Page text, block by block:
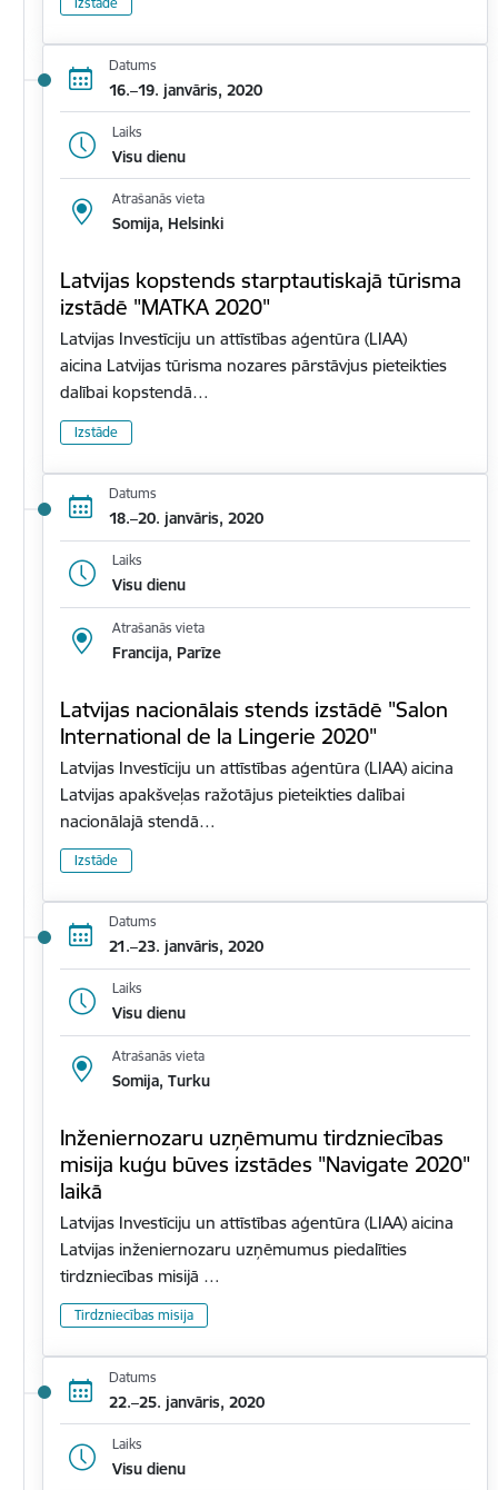
Datums
16.–19. janvāris, 2020
Laiks
Visu dienu
Atrašanās vieta
Somija, Helsinki
Latvijas kopstends starptautiskajā tūrisma
izstādē "MATKA 2020"
Latvijas Investīciju un attīstības aģentūra (LIAA)
aicina Latvijas tūrisma nozares pārstāvjus pieteikties
dalībai kopstendā…
Izstāde
Datums
18.–20. janvāris, 2020
Laiks
Visu dienu
Atrašanās vieta
Francija, Parīze
Latvijas nacionālais stends izstādē "Salon
International de la Lingerie 2020"
Latvijas Investīciju un attīstības aģentūra (LIAA) aicina
Latvijas apakšveļas ražotājus pieteikties dalībai
nacionālajā stendā…
Izstāde
Datums
21.–23. janvāris, 2020
Laiks
Visu dienu
Atrašanās vieta
Somija, Turku
Inženiernozaru uzņēmumu tirdzniecības
misija kuģu būves izstādes "Navigate 2020"
laikā
Latvijas Investīciju un attīstības aģentūra (LIAA) aicina
Latvijas inženiernozaru uzņēmumus piedalīties
tirdzniecības misijā …
Tirdzniecības misija
Datums
22.–25. janvāris, 2020
Laiks
Visu dienu